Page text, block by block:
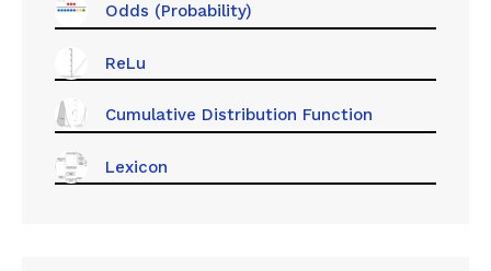
Odds (Probability)
ReLu
Cumulative Distribution Function
Lexicon